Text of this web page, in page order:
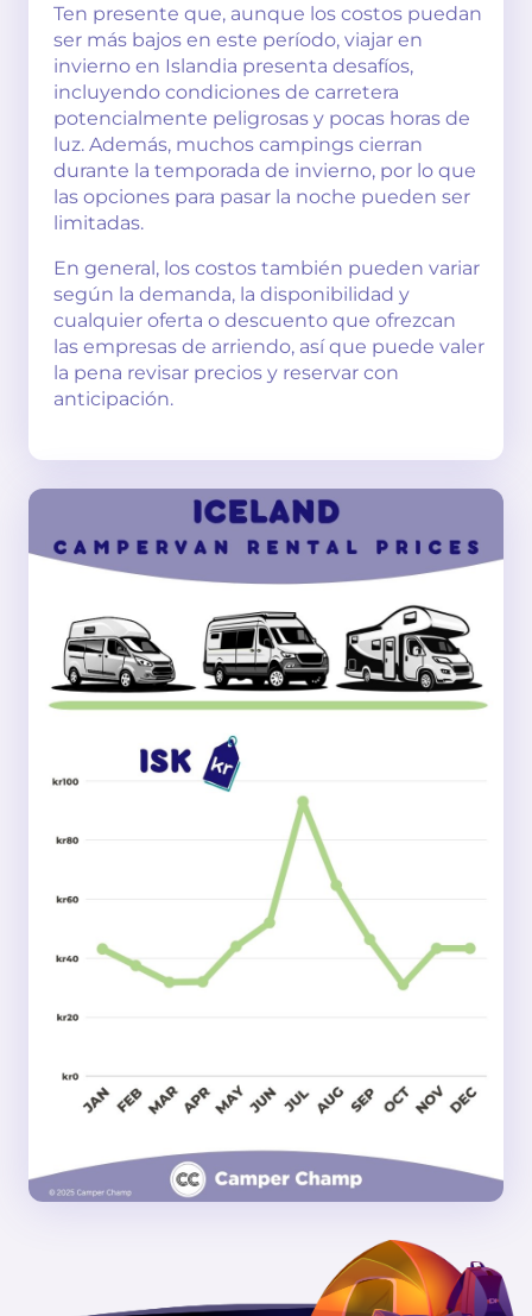
Ten presente que, aunque los costos puedan
ser más bajos en este período, viajar en
invierno en Islandia presenta desafíos,
incluyendo condiciones de carretera
potencialmente peligrosas y pocas horas de
luz. Además, muchos campings cierran
durante la temporada de invierno, por lo que
las opciones para pasar la noche pueden ser
limitadas.
En general, los costos también pueden variar
según la demanda, la disponibilidad y
cualquier oferta o descuento que ofrezcan
las empresas de arriendo, así que puede valer
la pena revisar precios y reservar con
anticipación.